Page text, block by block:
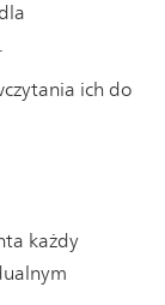
ich do
każdy